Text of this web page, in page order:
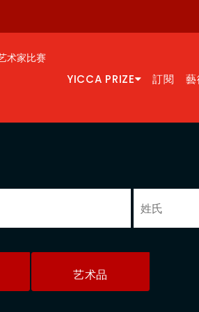
术家比赛
YICCA PRIZE 訂閱
艺术品